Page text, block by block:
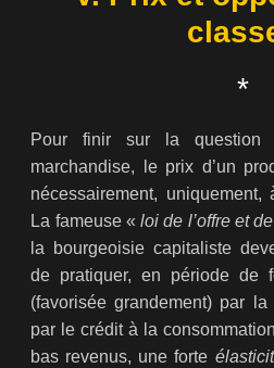
*
Pour finir sur la question
marchandise, le prix d’un
nécessairement, uniquement,
La fameuse « loi de l’offre et
la bourgeoisie capitaliste
de pratiquer, en période de
(favorisée grandement) par
par le crédit à la
bas revenus, une forte